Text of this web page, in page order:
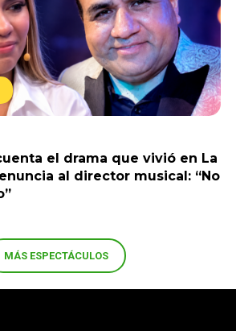
el drama que vivió en La
al director musical: “No
MÁS ESPECTÁCULOS